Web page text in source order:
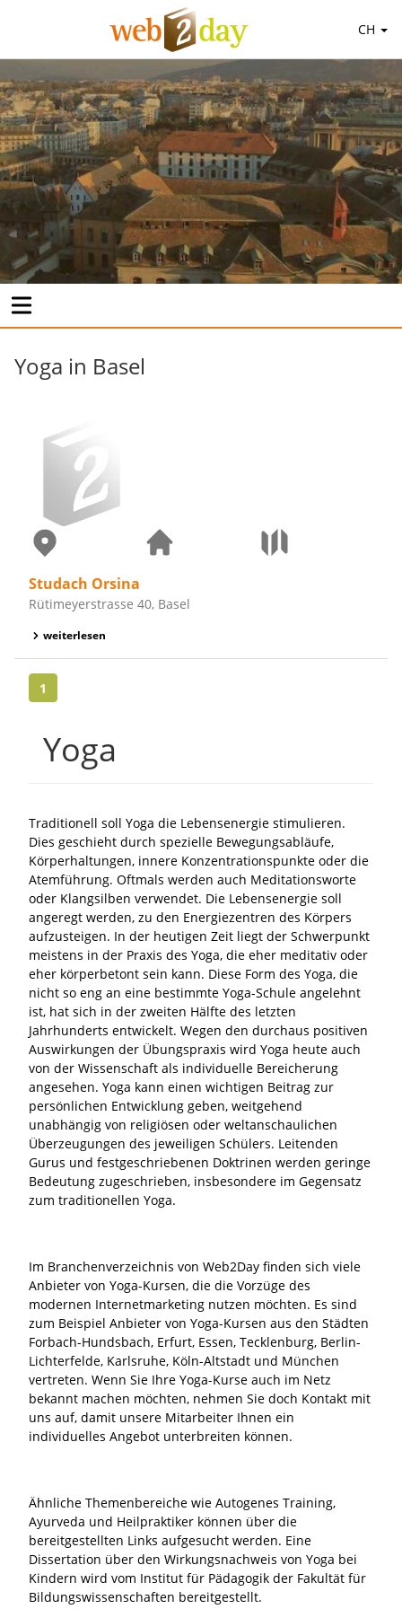
CH
Yoga in Basel
Studach Orsina
Rütimeyerstrasse 40, Basel
weiterlesen
1
Yoga
Traditionell soll Yoga die Lebensenergie stimulieren.
Dies geschieht durch spezielle Bewegungsabläufe,
Körperhaltungen, innere Konzentrationspunkte oder die
Atemführung. Oftmals werden auch Meditationsworte
oder Klangsilben verwendet. Die Lebensenergie soll
angeregt werden, zu den Energiezentren des Körpers
aufzusteigen. In der heutigen Zeit liegt der Schwerpunkt
meistens in der Praxis des Yoga, die eher meditativ oder
eher körperbetont sein kann. Diese Form des Yoga, die
nicht so eng an eine bestimmte Yoga-Schule angelehnt
ist, hat sich in der zweiten Hälfte des letzten
Jahrhunderts entwickelt. Wegen den durchaus positiven
Auswirkungen der Übungspraxis wird Yoga heute auch
von der Wissenschaft als individuelle Bereicherung
angesehen. Yoga kann einen wichtigen Beitrag zur
persönlichen Entwicklung geben, weitgehend
unabhängig von religiösen oder weltanschaulichen
Überzeugungen des jeweiligen Schülers. Leitenden
Gurus und festgeschriebenen Doktrinen werden geringe
Bedeutung zugeschrieben, insbesondere im Gegensatz
zum traditionellen Yoga.
Im Branchenverzeichnis von Web2Day finden sich viele
Anbieter von Yoga-Kursen, die die Vorzüge des
modernen Internetmarketing nutzen möchten. Es sind
zum Beispiel Anbieter von Yoga-Kursen aus den Städten
Forbach-Hundsbach, Erfurt, Essen, Tecklenburg, Berlin-
Lichterfelde, Karlsruhe, Köln-Altstadt und München
vertreten. Wenn Sie Ihre Yoga-Kurse auch im Netz
bekannt machen möchten, nehmen Sie doch Kontakt mit
uns auf, damit unsere Mitarbeiter Ihnen ein
individuelles Angebot unterbreiten können.
Ähnliche Themenbereiche wie Autogenes Training,
Ayurveda und Heilpraktiker können über die
bereitgestellten Links aufgesucht werden. Eine
Dissertation über den Wirkungsnachweis von Yoga bei
Kindern wird vom Institut für Pädagogik der Fakultät für
Bildungswissenschaften bereitgestellt.